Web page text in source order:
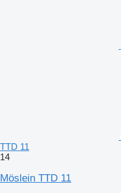
TTD 11
14
Möslein TTD 11